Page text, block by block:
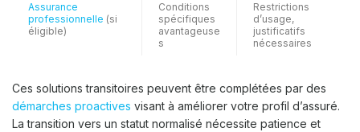
Assurance
professionnelle (si
éligible)
Conditions
spécifiques
avantageuse
s
Restrictions
d’usage,
justificatifs
nécessaires
Ces solutions transitoires peuvent être complétées par des
démarches proactives visant à améliorer votre profil d’assuré.
La transition vers un statut normalisé nécessite patience et